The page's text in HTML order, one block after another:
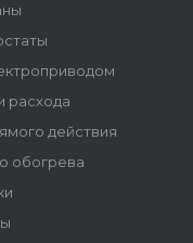
расхода
действия
обогрева